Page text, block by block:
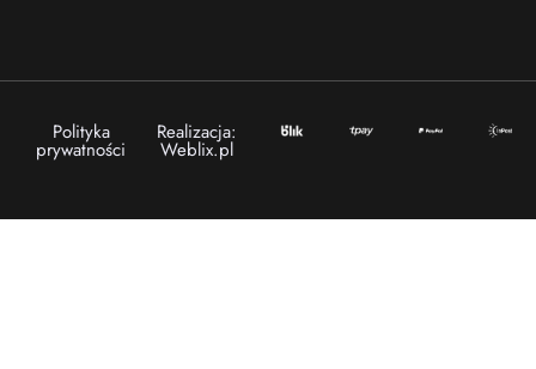
Polityka
prywatności
Realizacja:
Weblix.pl